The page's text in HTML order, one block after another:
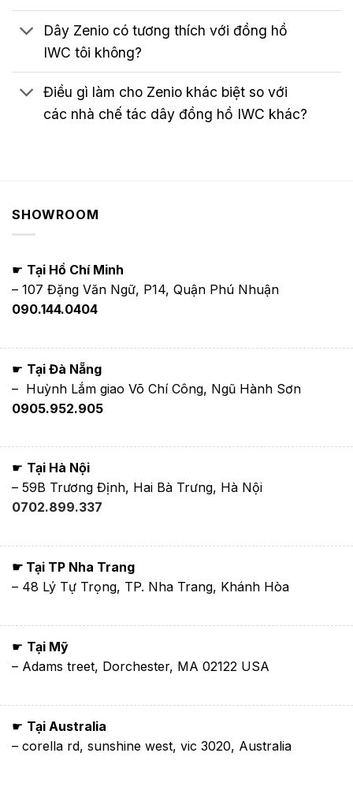
Dây Zenio có tương thích với đồng hồ
IWC tôi không?
Điều gì làm cho Zenio khác biệt so với
các nhà chế tác dây đồng hồ IWC khác?
SHOWROOM
☛ Tại Hồ Chí Minh
– 107 Đặng Văn Ngữ, P14, Quận Phú Nhuận
090.144.0404
☛ Tại Đà Nẵng
– Huỳnh Lắm giao Võ Chí Công, Ngũ Hành Sơn
0905.952.905
☛ Tại Hà Nội
– 59B Trương Định, Hai Bà Trưng, Hà Nội
0702.899.337
☛ Tại TP Nha Trang
– 48 Lý Tự Trọng, TP. Nha Trang, Khánh Hòa
☛ Tại Mỹ
– Adams treet, Dorchester, MA 02122 USA
☛ Tại Australia
– corella rd, sunshine west, vic 3020, Australia